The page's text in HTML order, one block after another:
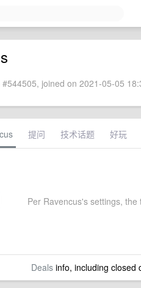
joined on 2021-05-05
提问 技术话题 好玩
Per Ravencus's settings, the
Dealsinfo, including closed